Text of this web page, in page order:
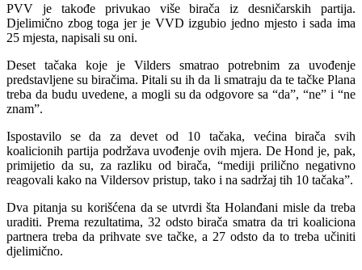
PVV je takođe privukao više birača iz desničarskih partija.
Djelimično zbog toga jer je VVD izgubio jedno mjesto i sada ima
25 mjesta, napisali su oni.
Deset tačaka koje je Vilders smatrao potrebnim za uvođenje
predstavljene su biračima. Pitali su ih da li smatraju da te tačke Plana
treba da budu uvedene, a mogli su da odgovore sa “da”, “ne” i “ne
znam”.
Ispostavilo se da za devet od 10 tačaka, većina birača svih
koalicionih partija podržava uvođenje ovih mjera. De Hond je, pak,
primijetio da su, za razliku od birača, “mediji prilično negativno
reagovali kako na Vildersov pristup, tako i na sadržaj tih 10 tačaka”.
Dva pitanja su korišćena da se utvrdi šta Holanđani misle da treba
uraditi. Prema rezultatima, 32 odsto birača smatra da tri koaliciona
partnera treba da prihvate sve tačke, a 27 odsto da to treba učiniti
djelimično.